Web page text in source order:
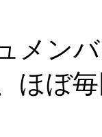
メン
ほぼ